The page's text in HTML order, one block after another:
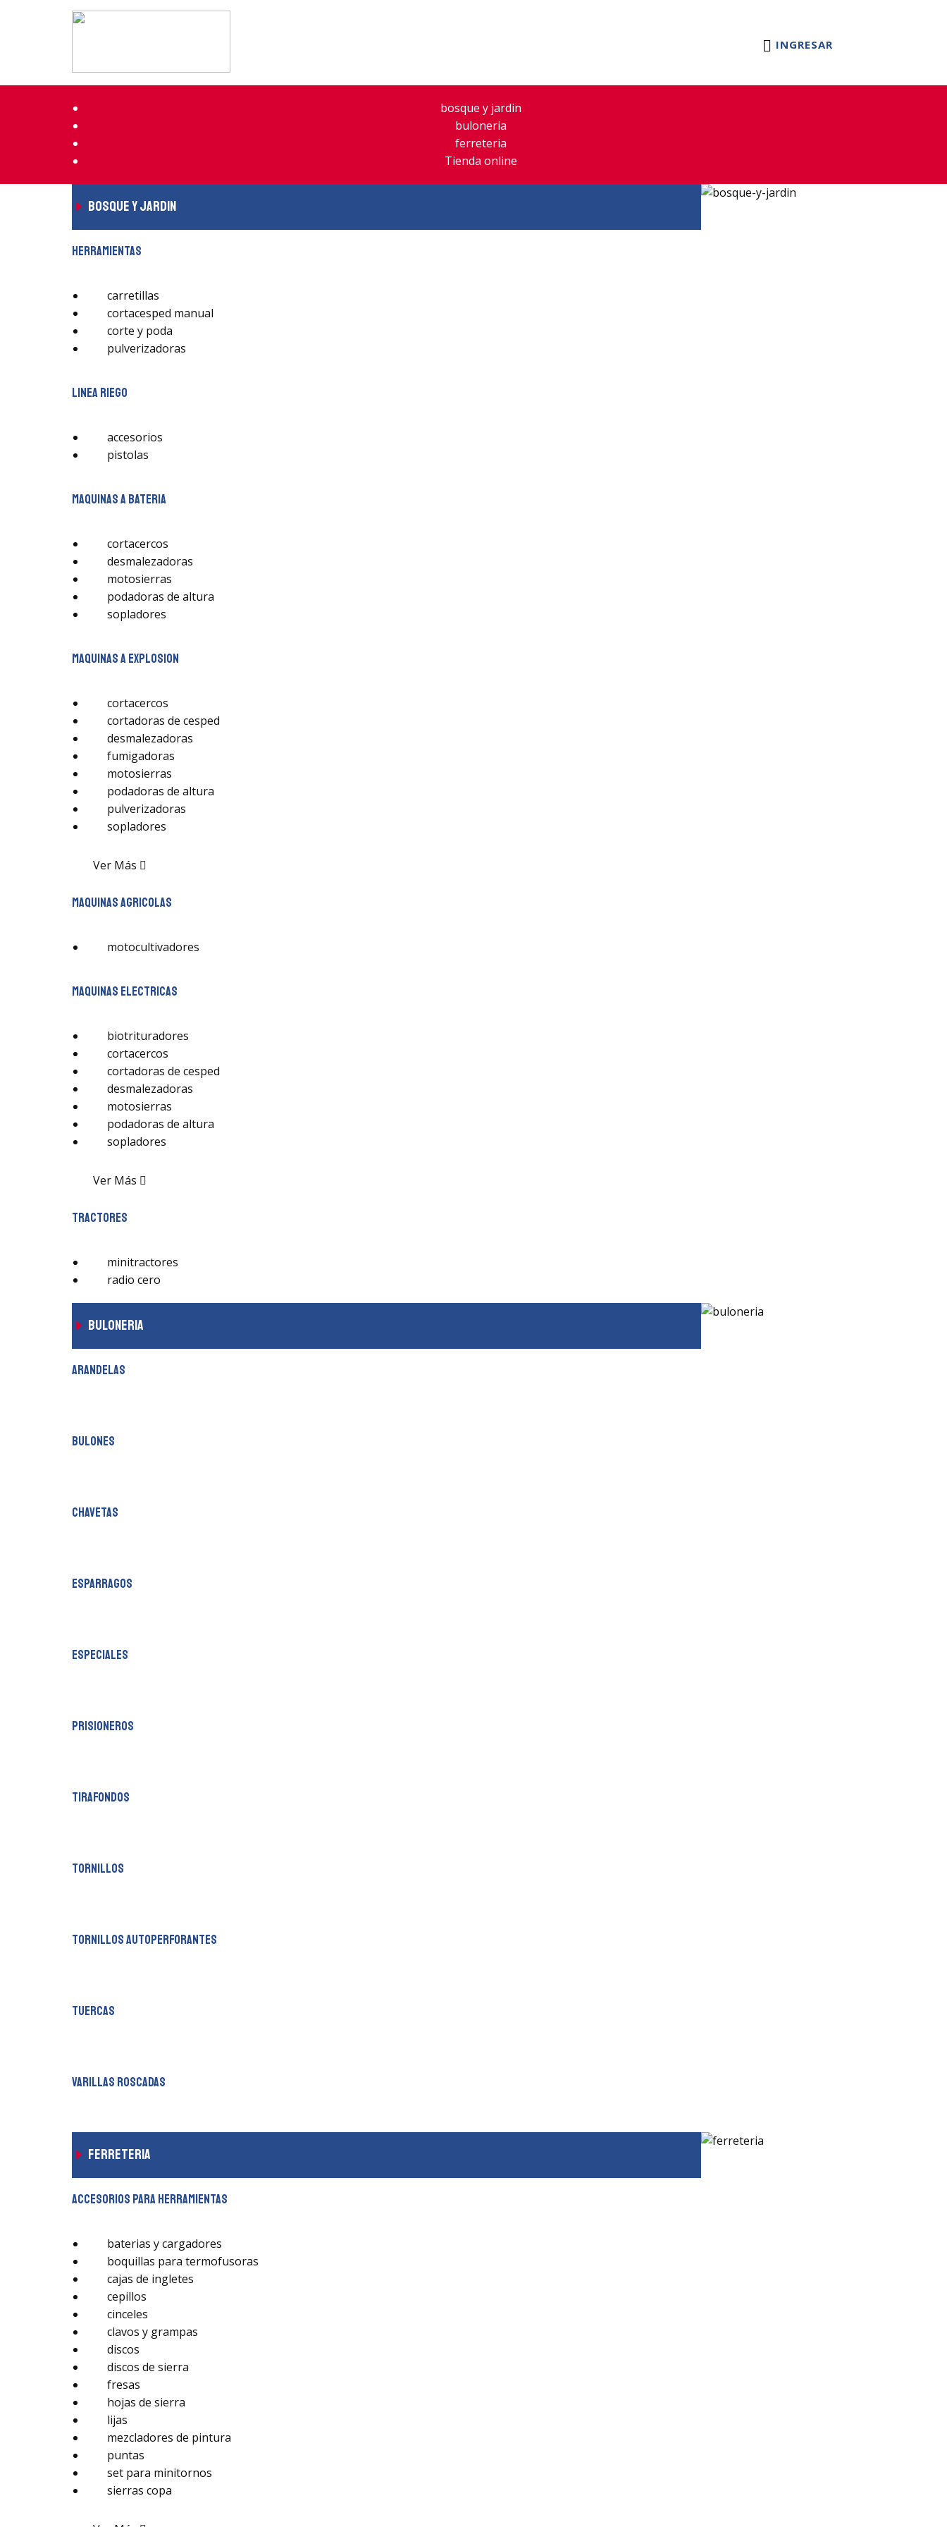
Servicio Tecnico Contacto
INGRESAR
bosque y jardin
buloneria
ferreteria
Tienda online
bosque y jardin
herramientas
carretillas
cortacesped manual
corte y poda
pulverizadoras
linea riego
accesorios
pistolas
maquinas a bateria
cortacercos
desmalezadoras
motosierras
podadoras de altura
sopladores
maquinas a explosion
cortacercos
cortadoras de cesped
desmalezadoras
fumigadoras
motosierras
podadoras de altura
pulverizadoras
sopladores
Ver Más
maquinas agricolas
motocultivadores
maquinas electricas
biotrituradores
cortacercos
cortadoras de cesped
desmalezadoras
motosierras
podadoras de altura
sopladores
Ver Más
tractores
minitractores
radio cero
buloneria
arandelas
bulones
chavetas
esparragos
especiales
prisioneros
tirafondos
tornillos
tornillos autoperforantes
tuercas
varillas roscadas
ferreteria
accesorios para herramientas
baterias y cargadores
boquillas para termofusoras
cajas de ingletes
cepillos
cinceles
clavos y grampas
discos
discos de sierra
fresas
hojas de sierra
lijas
mezcladores de pintura
puntas
set para minitornos
sierras copa